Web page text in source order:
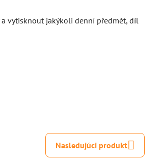
a vytisknout jakýkoli denní předmět, díl
Nasledujúci produkt